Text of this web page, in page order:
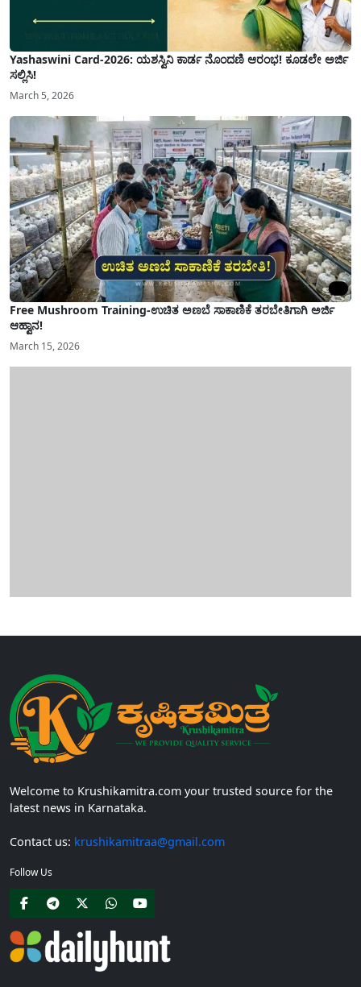
Yashaswini Card-2026: ಯಶಸ್ವಿನಿ ಕಾರ್ಡ ನೊಂದಣಿ ಆರಂಭ! ಕೂಡಲೇ ಅರ್ಜಿ
ಸಲ್ಲಿಸಿ!
March 5, 2026
Free Mushroom Training-ಉಚಿತ ಅಣಬೆ ಸಾಕಾಣಿಕೆ ತರಬೇತಿಗಾಗಿ ಅರ್ಜಿ
ಆಹ್ವಾನ!
March 15, 2026
Welcome to Krushikamitra.com your trusted source for the
latest news in Karnataka.
Contact us: krushikamitraa@gmail.com
Follow Us